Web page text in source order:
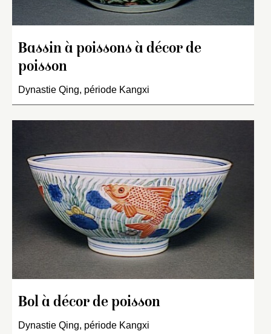
Bassin à poissons à décor de
poisson
Dynastie Qing, période Kangxi
Bol à décor de poisson
Dynastie Qing, période Kangxi